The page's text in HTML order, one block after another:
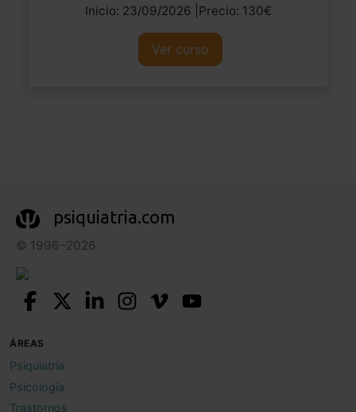
Inicio: 23/09/2026 |Precio: 130€
Ver curso
psiquiatria.com
© 1996–2026
ÁREAS
Psiquiatría
Psicología
Trastornos